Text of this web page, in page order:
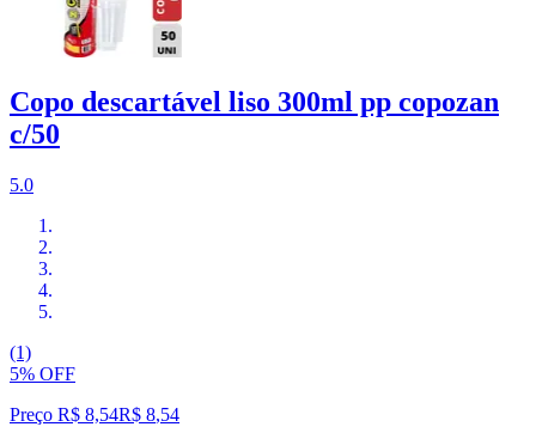
Copo descartável liso 300ml pp copozan
c/50
5.0
(1)
5% OFF
Preço R$ 8,54R$ 8,54